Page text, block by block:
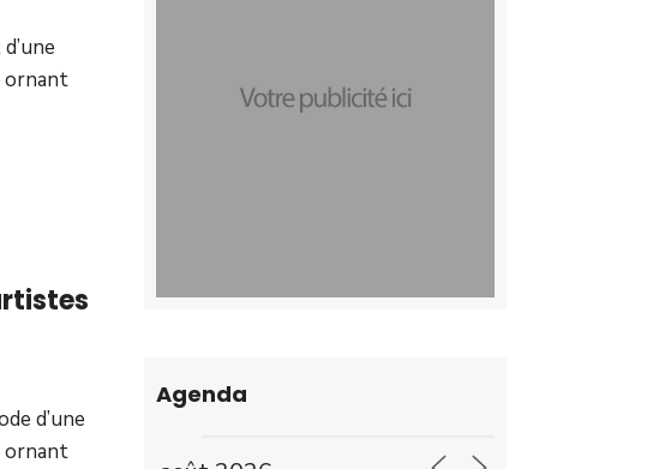
ornant
d’une
ornant
Agenda